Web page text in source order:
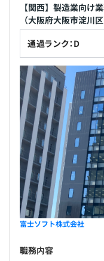
【関西】製造業向け
（大阪府大阪市淀川区
通過ランク：D
富士ソフト株式会社
職務内容